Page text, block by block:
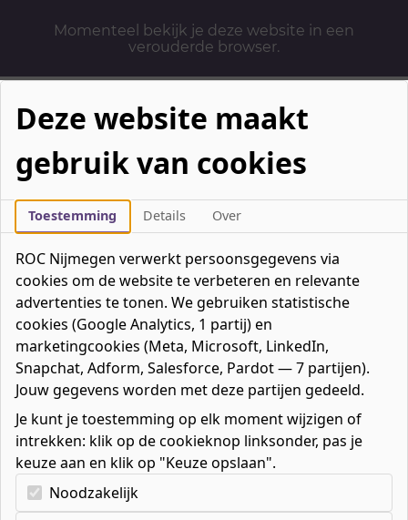
Momenteel bekijk je deze website in een
verouderde browser.
Mbo-opleidingen
Werken & Leren
Mavo / havo / vwo
Contact
Over ons
Bedrijven
Favorieten0favorieten
Mijn ROC
Zoeken
Deze website maakt
gebruik van cookies
Toestemming Details Over
ROC Nijmegen verwerkt persoonsgegevens via
cookies om de website te verbeteren en relevante
advertenties te tonen. We gebruiken statistische
cookies (Google Analytics, 1 partij) en
marketingcookies (Meta, Microsoft, LinkedIn,
Snapchat, Adform, Salesforce, Pardot — 7 partijen).
Jouw gegevens worden met deze partijen gedeeld.
Je kunt je toestemming op elk moment wijzigen of
intrekken: klik op de cookieknop linksonder, pas je
keuze aan en klik op "Keuze opslaan".
Kies uw cookie-voorkeuren
Noodzakelijk